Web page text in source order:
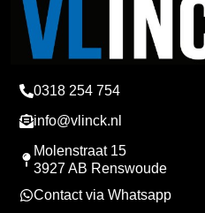
0318 254 754
info@vlinck.nl
Molenstraat 15
3927 AB Renswoude
Contact via Whatsapp